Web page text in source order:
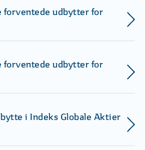
forventede udbytter for
forventede udbytter for
i Indeks Globale Aktier